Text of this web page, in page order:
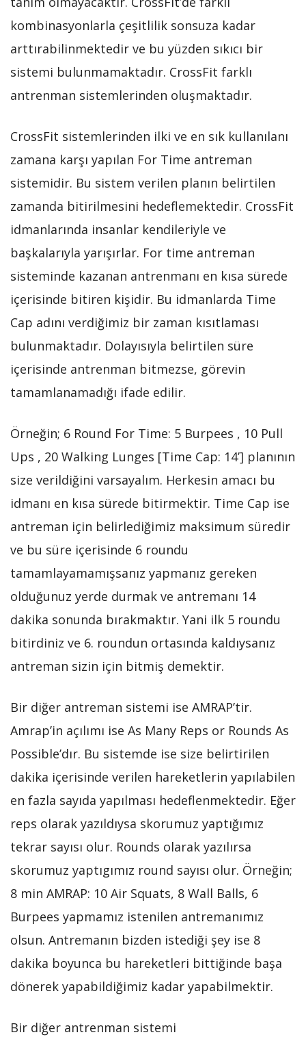
kombinasyonlarla çeşitlilik sonsuza kadar
arttırabilinmektedir ve bu yüzden sıkıcı bir
sistemi bulunmamaktadır. CrossFit farklı
antrenman sistemlerinden oluşmaktadır.
CrossFit sistemlerinden ilki ve en sık kullanılanı
zamana karşı yapılan For Time antreman
sistemidir. Bu sistem verilen planın belirtilen
zamanda bitirilmesini hedeflemektedir. CrossFit
idmanlarında insanlar kendileriyle ve
başkalarıyla yarışırlar. For time antreman
sisteminde kazanan antrenmanı en kısa sürede
içerisinde bitiren kişidir. Bu idmanlarda Time
Cap adını verdiğimiz bir zaman kısıtlaması
bulunmaktadır. Dolayısıyla belirtilen süre
içerisinde antrenman bitmezse, görevin
tamamlanamadığı ifade edilir.
Örneğin; 6 Round For Time: 5 Burpees , 10 Pull
Ups , 20 Walking Lunges [Time Cap: 14’] planının
size verildiğini varsayalım. Herkesin amacı bu
idmanı en kısa sürede bitirmektir. Time Cap ise
antreman için belirlediğimiz maksimum süredir
ve bu süre içerisinde 6 roundu
tamamlayamamışsanız yapmanız gereken
olduğunuz yerde durmak ve antremanı 14
dakika sonunda bırakmaktır. Yani ilk 5 roundu
bitirdiniz ve 6. roundun ortasında kaldıysanız
antreman sizin için bitmiş demektir.
Bir diğer antreman sistemi ise AMRAP’tir.
Amrap’in açılımı ise As Many Reps or Rounds As
Possible’dır. Bu sistemde ise size belirtirilen
dakika içerisinde verilen hareketlerin yapılabilen
en fazla sayıda yapılması hedeflenmektedir. Eğer
reps olarak yazıldıysa skorumuz yaptığımız
tekrar sayısı olur. Rounds olarak yazılırsa
skorumuz yaptıgımız round sayısı olur. Örneğin;
8 min AMRAP: 10 Air Squats, 8 Wall Balls, 6
Burpees yapmamız istenilen antremanımız
olsun. Antremanın bizden istediği şey ise 8
dakika boyunca bu hareketleri bittiğinde başa
dönerek yapabildiğimiz kadar yapabilmektir.
Bir diğer antrenman sistemi